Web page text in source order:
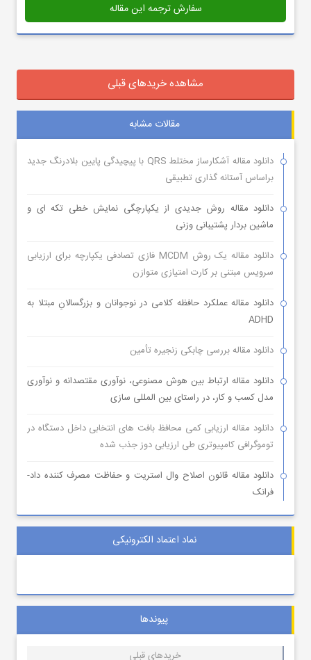
سفارش ترجمه این مقاله
مشاهده خریدهای قبلی
مقالات مشابه
دانلود مقاله آشکارساز مختلط QRS با پیچیدگی پایین بلادرنگ جدید
براساس آستانه گذاری تطبیقی
دانلود مقاله روش جدیدی از یکپارچگی نمایش خطی تکه ای و
ماشین بردار پشتیبانی وزنی
دانلود مقاله یک روش MCDM فازی تصادفی یکپارچه برای ارزیابی
سرویس مبتنی بر کارت امتیازی متوازن
دانلود مقاله عملکرد حافظه کلامی در نوجوانان و بزرگسالانِ مبتلا به
ADHD
دانلود مقاله بررسی چابکی زنجیره تأمین
دانلود مقاله ارتباط بین هوش مصنوعی، نوآوری مقتصدانه و نوآوری
مدل کسب و کار، در راستای بین المللی سازی
دانلود مقاله ارزیابی کمی محافظ بافت های انتخابی داخل دستگاه در
توموگرافی کامپیوتری طی ارزیابی دوز جذب شده
دانلود مقاله قانون اصلاح وال استریت و حفاظت مصرف کننده داد-
فرانک
نماد اعتماد الکترونیکی
پیوندها
خریدهای قبلی